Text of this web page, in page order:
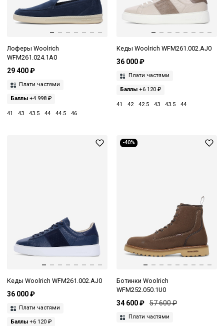
Лоферы Woolrich
WFM261.024.1A0
29 400 ₽
Плати частями
Баллы +4 998 ₽
41 43 43.5 44 44.5 46
Кеды Woolrich WFM261.002.AJ0
36 000 ₽
Плати частями
Баллы+6 120 ₽
41 42 42.5 43 43.5 44
Кеды Woolrich WFM261.002.AJ0
36 000 ₽
Плати частями
Баллы +6 120 ₽
-40%
Ботинки Woolrich
WFM252.050.1U0
34 600 ₽ 57 600 ₽
Плати частями